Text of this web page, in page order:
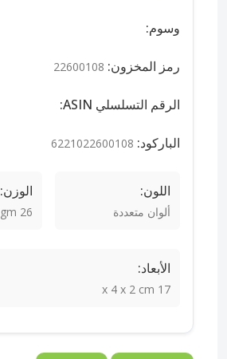
وسوم:
رمز المخزون: 22600108
الرقم التسلسلي ASIN:
الباركود: 6221022600108
اللون:
ألوان متعددة
الوزن:
26 gm
الأبعاد:
17 x 4 x 2 cm